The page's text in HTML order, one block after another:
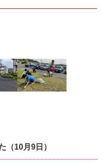
（10月9日）